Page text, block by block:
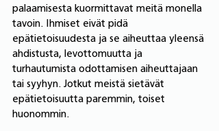
palaamisesta kuormittavat meitä monella
tavoin. Ihmiset eivät pidä
epätietoisuudesta ja se aiheuttaa yleensä
ahdistusta, levottomuutta ja
turhautumista odottamisen aiheuttajaan
tai syyhyn. Jotkut meistä sietävät
epätietoisuutta paremmin, toiset
huonommin.